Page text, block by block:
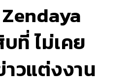
ที่ ไม่เคย
วแต่งงาน